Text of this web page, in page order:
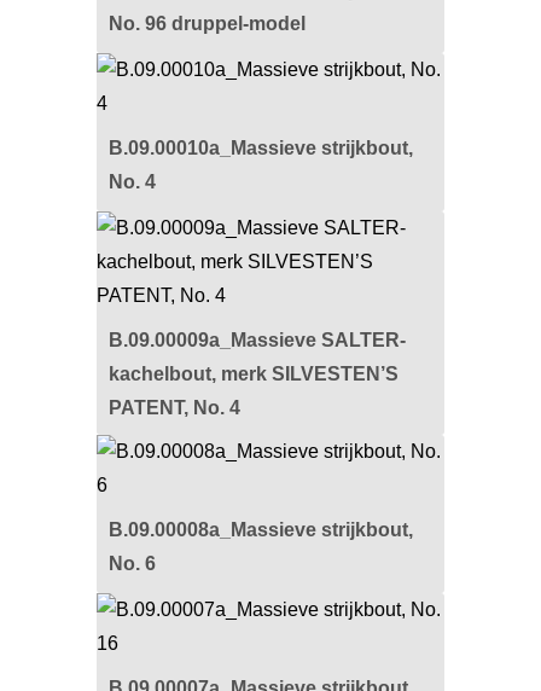
No. 96 druppel-model
B.09.00010a_Massieve strijkbout,
No. 4
B.09.00009a_Massieve SALTER-
kachelbout, merk SILVESTEN’S
PATENT, No. 4
B.09.00008a_Massieve strijkbout,
No. 6